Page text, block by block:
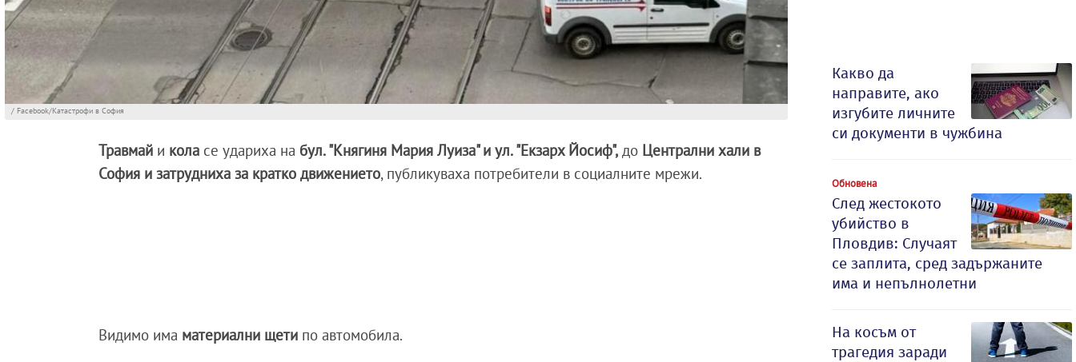
/ Facebook/Катастрофи в София
Травмай и кола се удариха на бул. "Княгиня Мария Луиза" и ул. "Екзарх Йосиф", до Централни хали в
София и затрудниха за кратко движението, публикуваха потребители в социалните мрежи.
Видимо има материални щети по автомобила.
Какво да
направите, ако
изгубите личните
си документи в чужбина
Обновена
След жестокото
убийство в
Пловдив: Случаят
се заплита, сред задържаните
има и непълнолетни
На косъм от
трагедия заради